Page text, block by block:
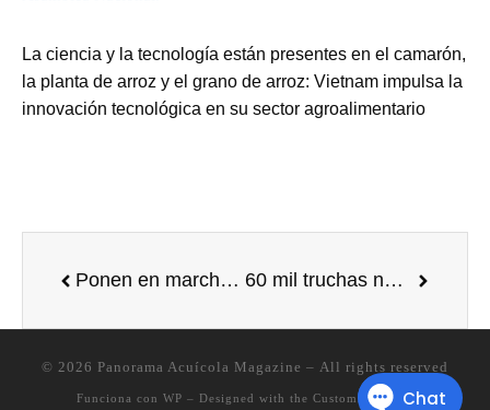
La ciencia y la tecnología están presentes en el camarón,
la planta de arroz y el grano de arroz: Vietnam impulsa la
innovación tecnológica en su sector agroalimentario
Ponen en marcha criadero de tilapia en la Presa de Infiernillo en México 60 mil truchas nuevas en una isla de Choele en Argentina
© 2026 Panorama Acuícola Magazine – All rights reserved
Funciona con WP – Designed with the Customizr theme